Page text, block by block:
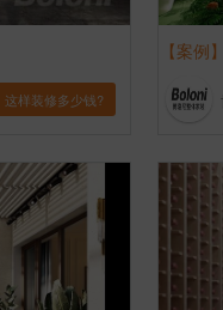
这样装修多少钱?
【案例